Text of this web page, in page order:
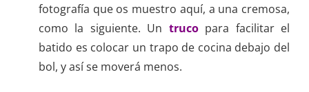
fotografía que os muestro aquí, a una cremosa,
como la siguiente. Un trucopara facilitar el
batido es colocar un trapo de cocina debajo del
bol, y así se moverá menos.